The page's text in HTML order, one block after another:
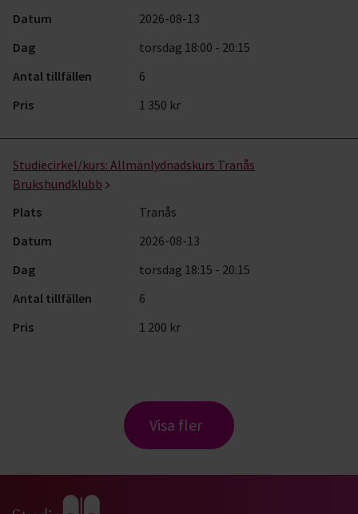
Datum
2026-08-13
Dag
torsdag 18:00 - 20:15
Antal tillfällen
6
Pris
1 350 kr
Studiecirkel/kurs: Allmänlydnadskurs Tranås
Brukshundklubb
Plats
Tranås
Datum
2026-08-13
Dag
torsdag 18:15 - 20:15
Antal tillfällen
6
Pris
1 200 kr
Visa fler
Gå till studiefrämjandets startsida